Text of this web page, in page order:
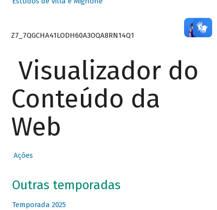
Z7_7QGCHA41LODH60A3OQA8RN14Q1
Visualizador do
Conteúdo da
Web
Ações
Outras temporadas
Temporada 2025